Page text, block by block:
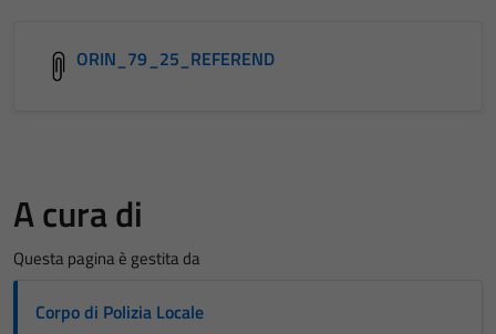
ORIN_79_25_REFEREND
A cura di
Questa pagina è gestita da
Corpo di Polizia Locale